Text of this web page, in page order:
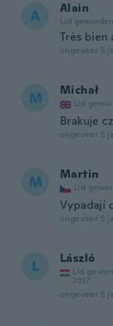
A Alain
Lid
Très bien
ongeveer 5
M Michał
Lid
Brakuje
ongeveer 5
M Martin
Lid
Vypadají
ongeveer 5
L László
Lid
2017
ongeveer 5